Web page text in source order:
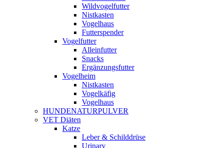
Wildvogelfutter
Nistkasten
Vogelhaus
Futterspender
Vogelfutter
Alleinfutter
Snacks
Ergänzungsfutter
Vogelheim
Nistkasten
Vogelkäfig
Vogelhaus
HUNDENATURPULVER
VET Diäten
Katze
Leber & Schilddrüse
Urinary